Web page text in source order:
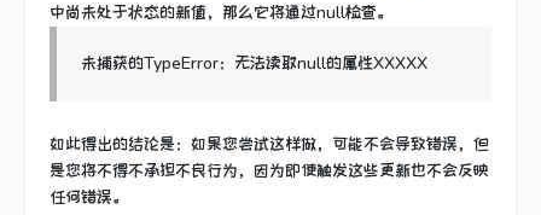
中尚未处于状态的新值，那么它将通过null检查。
未捕获的TypeError：无法读取null的属性XXXXX
如此得出的结论是：如果您尝试这样做，可能不会导致错误，但
是您将不得不承担不良行为，因为即使触发这些更新也不会反映
任何错误。